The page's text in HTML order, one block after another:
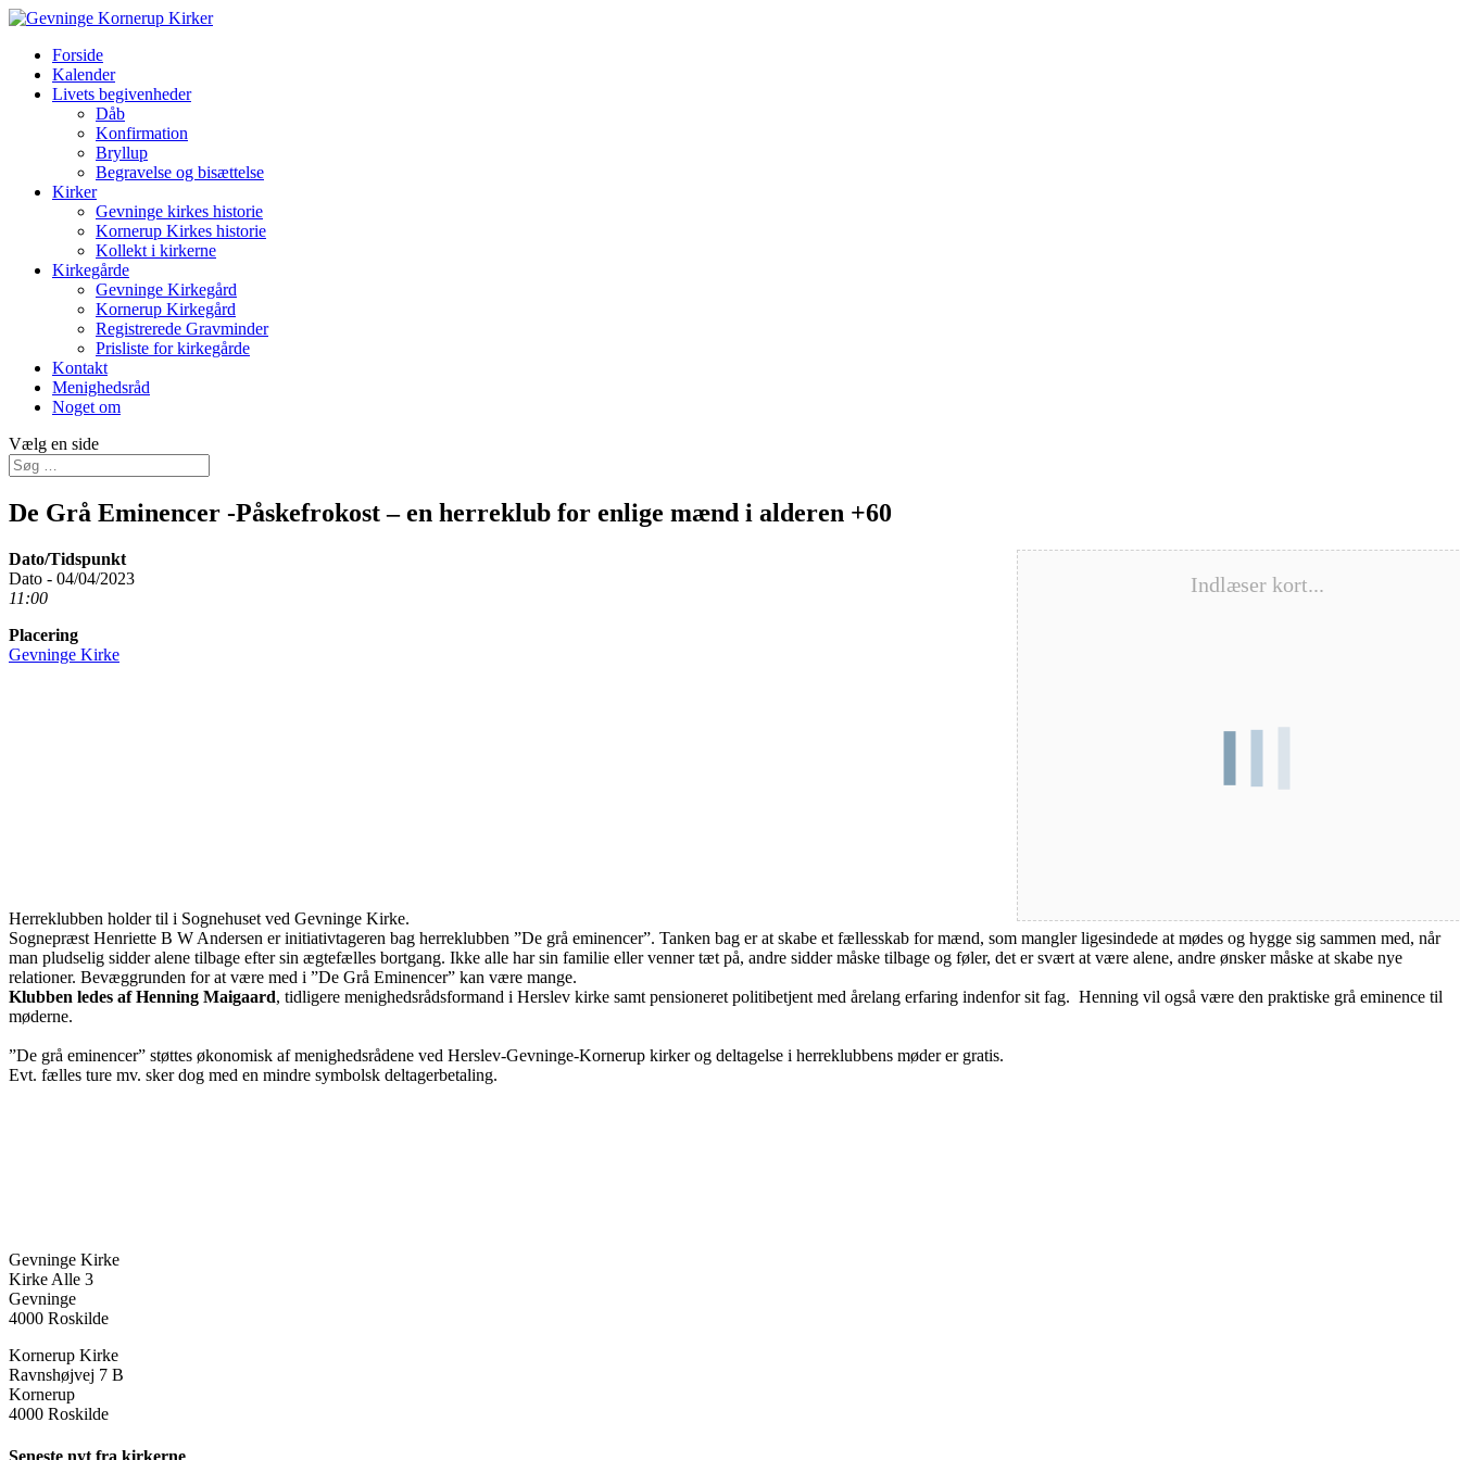
Forside
Kalender
Livets begivenheder
Dåb
Konfirmation
Bryllup
Begravelse og bisættelse
Kirker
Gevninge kirkes historie
Kornerup Kirkes historie
Kollekt i kirkerne
Kirkegårde
Gevninge Kirkegård
Kornerup Kirkegård
Registrerede Gravminder
Prisliste for kirkegårde
Kontakt
Menighedsråd
Noget om
Vælg en side
De Grå Eminencer -Påskefrokost – en herreklub for enlige mænd i alderen +60
Indlæser kort...
Dato/Tidspunkt
Dato - 04/04/2023
11:00
Placering
Gevninge Kirke
Herreklubben holder til i Sognehuset ved Gevninge Kirke.
Sognepræst Henriette B W Andersen er initiativtageren bag herreklubben ”De grå eminencer”. Tanken bag er at skabe et fællesskab for mænd, som mangler ligesindede at mødes og hygge sig sammen med, når
man pludselig sidder alene tilbage efter sin ægtefælles bortgang. Ikke alle har sin familie eller venner tæt på, andre sidder måske tilbage og føler, det er svært at være alene, andre ønsker måske at skabe nye
relationer. Bevæggrunden for at være med i ”De Grå Eminencer” kan være mange.
Klubben ledes af Henning Maigaard, tidligere menighedsrådsformand i Herslev kirke samt pensioneret politibetjent med årelang erfaring indenfor sit fag. Henning vil også være den praktiske grå eminence til
møderne.
”De grå eminencer” støttes økonomisk af menighedsrådene ved Herslev-Gevninge-Kornerup kirker og deltagelse i herreklubbens møder er gratis.
Evt. fælles ture mv. sker dog med en mindre symbolsk deltagerbetaling.
Gevninge Kirke
Kirke Alle 3
Gevninge
4000 Roskilde
Kornerup Kirke
Ravnshøjvej 7 B
Kornerup
4000 Roskilde
Seneste nyt fra kirkerne